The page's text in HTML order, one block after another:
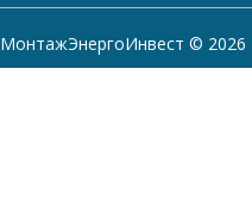
МонтажЭнергоИнвест © 2026